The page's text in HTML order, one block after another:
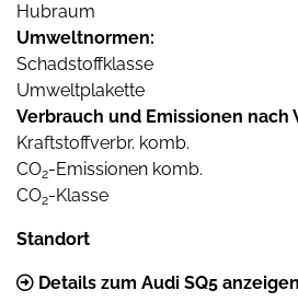
Hubraum
Umweltnormen:
Schadstoffklasse
Umweltplakette
Verbrauch und Emissionen nach
Kraftstoffverbr. komb.
CO2-Emissionen komb.
CO2-Klasse
Standort
Details zum Audi SQ5 anzeigen